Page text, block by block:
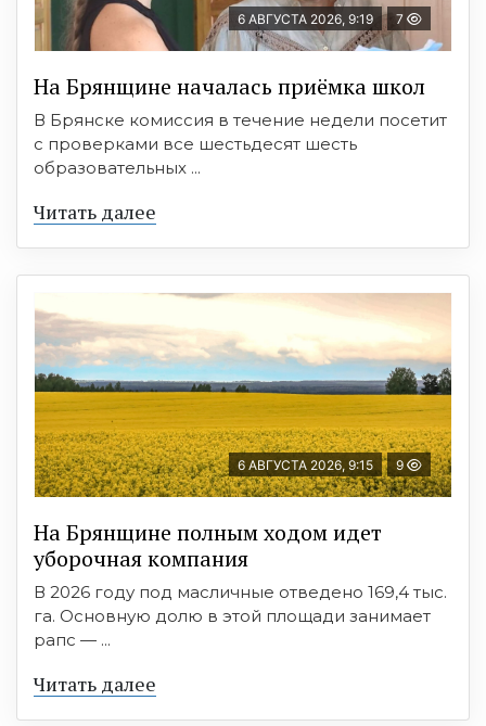
6 АВГУСТА 2026, 9:19 7
На Брянщине началась приёмка школ
В Брянске комиссия в течение недели посетит
с проверками все шестьдесят шесть
образовательных ...
Читать далее
6 АВГУСТА 2026, 9:15 9
На Брянщине полным ходом идет
уборочная компания
В 2026 году под масличные отведено 169,4 тыс.
га. Основную долю в этой площади занимает
рапс — ...
Читать далее